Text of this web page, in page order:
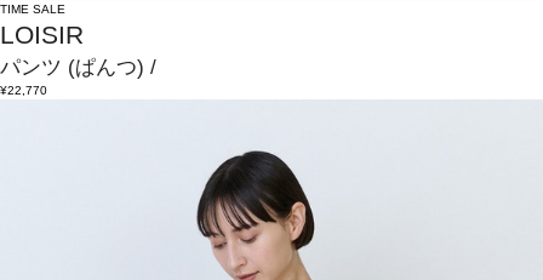
TIME SALE
LOISIR
パンツ (ぱんつ) /
¥22,770